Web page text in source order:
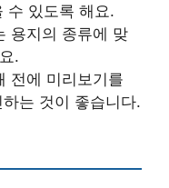
수 있도록 해요.
용지의 종류에 맞
.
전에 미리보기를
는 것이 좋습니다.